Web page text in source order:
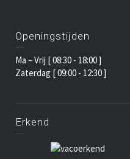
Openingstijden
Ma – Vrij [ 08:30 - 18:00 ]
Zaterdag [ 09:00 - 12:30 ]
Erkend